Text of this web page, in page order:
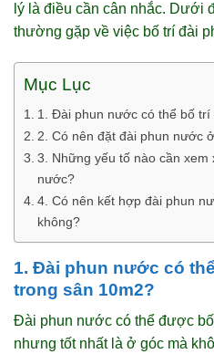
lý là điều cần cân nhắc. Dưới
thường gặp về việc bố trí đài
Mục Lục
1. Đài phun nước có thể bố
2. Có nên đặt đài phun nước
3. Những yếu tố nào cần xem
nước?
4. Có nên kết hợp đài phun
không?
1. Đài phun nước có
trong sân 10m2?
Đài phun nước có thể được
nhưng tốt nhất là ở góc mà